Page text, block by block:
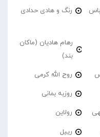
رنگ و هادی حدادی
رهام هادیان (ماکان
بند)
روح الله کرمی
روزبه بمانی
رولاین
رییل